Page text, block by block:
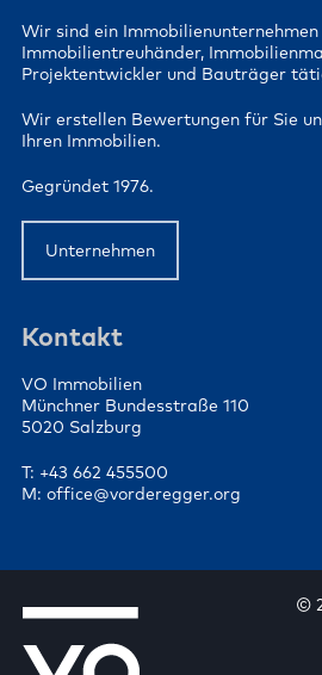
Wir sind ein
Immobilientreuhänder,
Projektentwickler und Bauträger
Wir erstellen Bewertungen für Sie
Ihren Immobilien.
Gegründet 1976.
Unternehmen
Kontakt
VO Immobilien
Münchner Bundesstraße 110
5020 Salzburg
T: +43 662 455500
M: office@vorderegger.org
©